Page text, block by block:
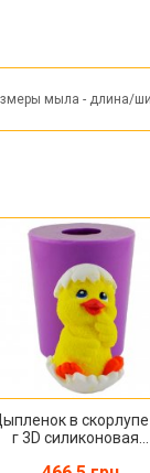
мыла -
в
г 3D силиконовая...